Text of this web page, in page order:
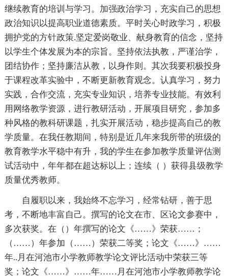
继续教育的培训与学习。加强政治学习，充实自己的思想
政治知识以提高职业道德素质。平时关心时政学习，积极
拥护党的方针政策.坚定爱岗敬业、献身教育的信念，坚持
以学生个体发展为本的宗旨。坚持依法执教，严谨治学，
团结协作；坚持廉洁从教，以身作则。其次我要积极投身
于课程改革实验中，不断更新教育观念。认真学习，努力
实践，合作交流，充实专业知识，培养专业技能。有效利
用网络教学资源，进行教研活动，开展项目研究，参加多
种风格的教科研课题，扎实开展活动，稳步提高自己的教
学质量。在我任教期间，特别是近几年来我所带的班级的
教育教学水平稳中有升，我的学生在参加教学质量评估测
试活动中，年年都在超达标以上；连续（ ）获得县级教学
质量优秀教师。
自履职以来，我始终不忘学习，经常钻研，善于思
考，不断地丰富自己。撰写的论文在市、区论文参赛中，
多次获奖。在（）年撰写的论文《……》荣获……；
（……）年参加（……）荣获二等奖；论文《……》……
年..月在河池市小学教师教学论文评比活动中荣获三等
奖；论文《……》……年……月在河池市小学教师教学论